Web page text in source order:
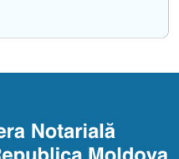
succesorale cu următorul
deschiderea procedurii
or.Sîngerei,
în urma decesului
cetățeană moldoveană, a.n.